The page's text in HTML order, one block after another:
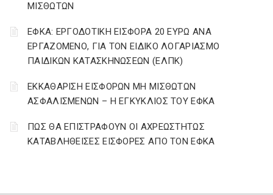
ΜΙΣΘΩΤΩΝ
ΕΦΚΑ: ΕΡΓΟΔΟΤΙΚΗ ΕΙΣΦΟΡΑ 20 ΕΥΡΩ ΑΝΑ
ΕΡΓΑΖΟΜΕΝΟ, ΓΙΑ ΤΟΝ ΕΙΔΙΚΟ ΛΟΓΑΡΙΑΣΜΟ
ΠΑΙΔΙΚΩΝ ΚΑΤΑΣΚΗΝΩΣΕΩΝ (ΕΛΠΚ)
ΕΚΚΑΘΑΡΙΣΗ ΕΙΣΦΟΡΩΝ ΜΗ ΜΙΣΘΩΤΩΝ
ΑΣΦΑΛΙΣΜΕΝΩΝ – Η ΕΓΚΥΚΛΙΟΣ ΤΟΥ ΕΦΚΑ
ΠΩΣ ΘΑ ΕΠΙΣΤΡΑΦΟΥΝ ΟΙ ΑΧΡΕΩΣΤΗΤΩΣ
ΚΑΤΑΒΛΗΘΕΙΣΕΣ ΕΙΣΦΟΡΕΣ ΑΠΟ ΤΟΝ ΕΦΚΑ